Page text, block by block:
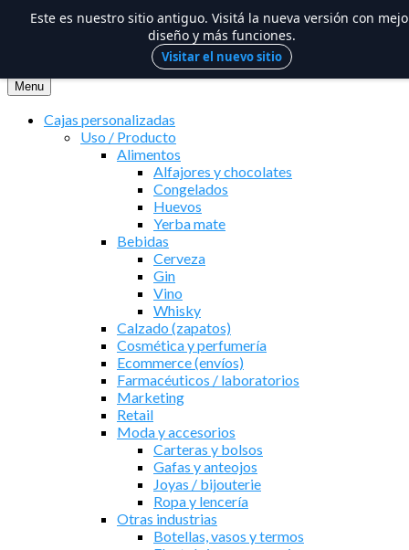
al
contenido
Menu
Cajas personalizadas
Uso / Producto
Alimentos
Alfajores y chocolates
Congelados
Huevos
Yerba mate
Bebidas
Cerveza
Gin
Vino
Whisky
Calzado (zapatos)
Cosmética y perfumería
Ecommerce (envíos)
Farmacéuticos / laboratorios
Marketing
Retail
Moda y accesorios
Carteras y bolsos
Gafas y anteojos
Joyas / bijouterie
Ropa y lencería
Otras industrias
Botellas, vasos y termos
Este es nuestro sitio antiguo. Visitá la nueva versión con
diseño y más funciones.
Visitar el nuevo sitio